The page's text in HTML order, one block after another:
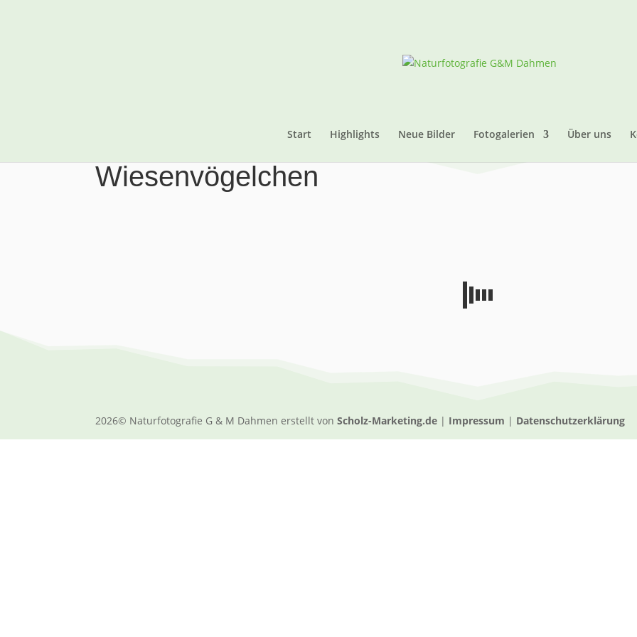
Start Highlights Neue Bilder Fotogalerien Über uns
Wiesenvögelchen
2026© Naturfotografie G & M Dahmen erstellt vonScholz-Marketing.de | Impressum | Datenschutzerklärung